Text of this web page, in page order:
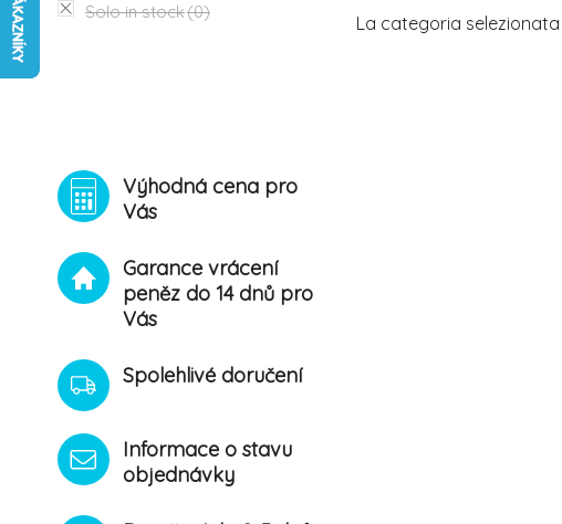
Solo in stock(0)
Výhodná cena pro
Vás
Garance vrácení
peněz do 14 dnů pro
Vás
Spolehlivé doručení
Informace o stavu
objednávky
La categoria